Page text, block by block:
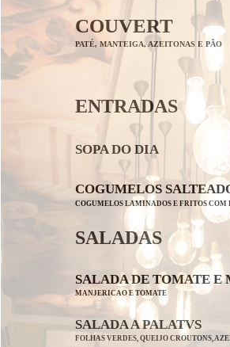
COUVERT
PATÉ, MANTEIGA, AZEITONAS E PÃO
ENTRADAS
SOPA DO DIA
COGUMELOS
COGUMELOS LAMINADOS E FRITOS COM
SALADAS
SALADA DE TOMATE E
MANJERICAO E TOMATE
SALADA A PALATVS
FOLHAS VERDES, QUEIJO CROUTONS,